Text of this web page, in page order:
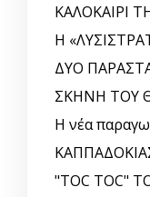
ΚΑΛΟΚΑΙΡΙ
Η
ΔΥΟ
ΣΚΗΝΗ ΤΟΥ
Η νέα
"TOC TOC"